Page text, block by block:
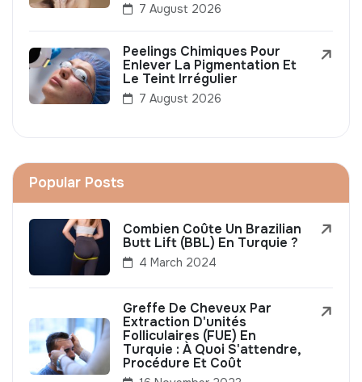
7 August 2026
Peelings Chimiques Pour
Enlever La Pigmentation Et
Le Teint Irrégulier
7 August 2026
Popular Posts
Combien Coûte Un Brazilian
Butt Lift (BBL) En Turquie ?
4 March 2024
Greffe De Cheveux Par
Extraction D'unités
Folliculaires (FUE) En
Turquie : À Quoi S'attendre,
Procédure Et Coût